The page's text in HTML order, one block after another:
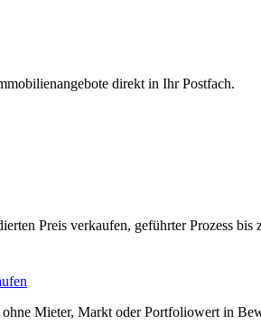
direkt in Ihr Postfach.
Preis verkaufen, geführter Prozess bis
Mieter, Markt oder Portfoliowert in